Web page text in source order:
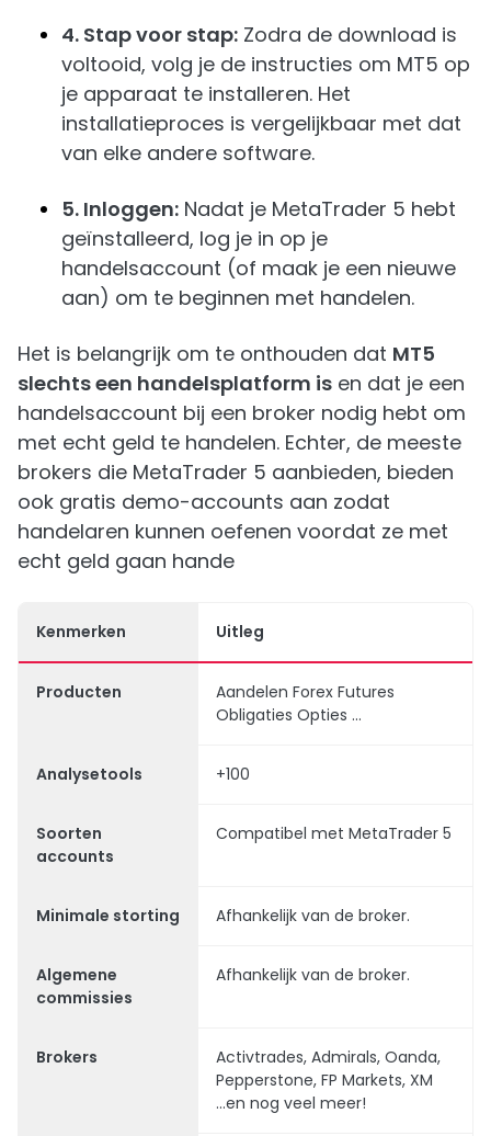
4. Stap voor stap: Zodra de download is
voltooid, volg je de instructies om MT5 op
je apparaat te installeren. Het
installatieproces is vergelijkbaar met dat
van elke andere software.
5. Inloggen: Nadat je MetaTrader 5 hebt
geïnstalleerd, log je in op je
handelsaccount (of maak je een nieuwe
aan) om te beginnen met handelen.
Het is belangrijk om te onthouden dat MT5
slechts een handelsplatform is en dat je een
handelsaccount bij een broker nodig hebt om
met echt geld te handelen. Echter, de meeste
brokers die MetaTrader 5 aanbieden, bieden
ook gratis demo-accounts aan zodat
handelaren kunnen oefenen voordat ze met
echt geld gaan hande
Kenmerken Uitleg
Producten
Aandelen Forex Futures
Obligaties Opties ...
Analysetools +100
Soorten
accounts
Compatibel met MetaTrader 5
Minimale storting Afhankelijk van de broker.
Algemene
commissies
Afhankelijk van de broker.
Brokers
Activtrades, Admirals, Oanda,
Pepperstone, FP Markets, XM
...en nog veel meer!